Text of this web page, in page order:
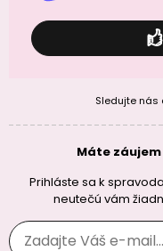
Sledujte nás
Máte
Prihláste sa k
neutečú vám